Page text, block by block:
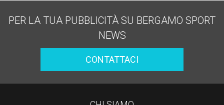
PER LA TUA PUBBLICITÀ SU BERGAMO SPORT
NEWS
CONTATTACI